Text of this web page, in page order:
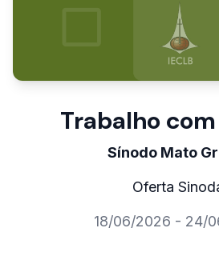
Trabalho
Sínodo Mato
Oferta
18/06/2026 - 24/